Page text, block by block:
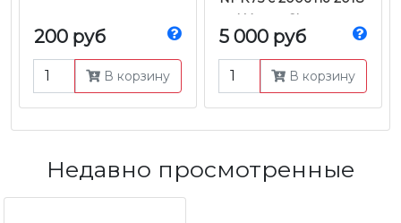
200 руб
В корзину
гг. | Young Shun
5 000 руб
В корзину
Недавно просмотренные